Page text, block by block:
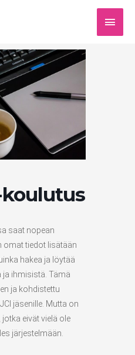
saat nopean
omat tiedot lisätään
hakea ja löytää
ja ihmisistä. Tämä
ja kohdistettu
jäsenille. Mutta on
eivät vielä ole
järjestelmään.